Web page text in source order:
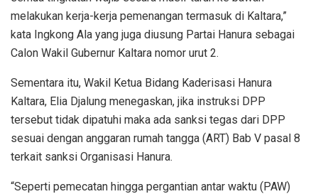
melakukan kerja-kerja pemenangan termasuk di Kaltara,”
kata Ingkong Ala yang juga diusung Partai Hanura sebagai
Calon Wakil Gubernur Kaltara nomor urut 2.
Sementara itu, Wakil Ketua Bidang Kaderisasi Hanura
Kaltara, Elia Djalung menegaskan, jika instruksi DPP
tersebut tidak dipatuhi maka ada sanksi tegas dari DPP
sesuai dengan anggaran rumah tangga (ART) Bab V pasal 8
terkait sanksi Organisasi Hanura.
“Seperti pemecatan hingga pergantian antar waktu (PAW)